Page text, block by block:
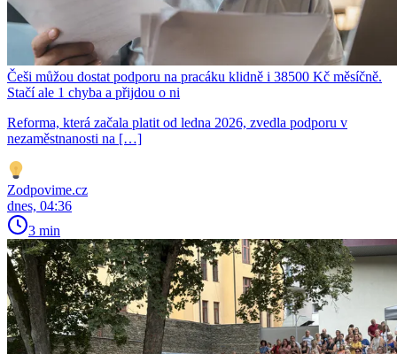
Češi můžou dostat podporu na pracáku klidně i 38500 Kč měsíčně.
Stačí ale 1 chyba a přijdou o ni
Reforma, která začala platit od ledna 2026, zvedla podporu v
nezaměstnanosti na […]
Zodpovime.cz
dnes, 04:36
3 min